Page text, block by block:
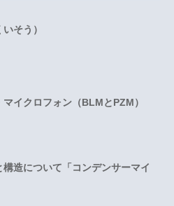
そう）
イクロフォン（BLMとPZM）
構造について「コンデンサーマイ